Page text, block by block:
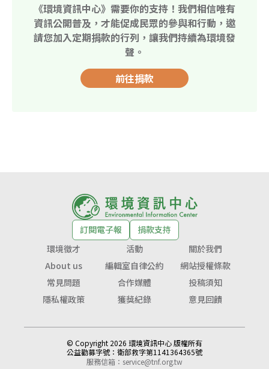
《環境資訊中心》需要你的支持！我們相信唯有
資訊公開普及，才能促成民眾的參與和行動，邀
請您加入定期捐款的行列，讓我們持續為環境發
聲。
前往捐款
訂閱電子報
捐款支持
環境徵才
活動
關於我們
About us
編輯室自律公約
網站授權條款
常見問題
合作媒體
投稿須知
隱私權政策
獲獎紀錄 意見回饋
© Copyright 2026 環境資訊中心 版權所有
公益勸募字號： 衛部救字第1141364365號
服務信箱： service@tnf.org.tw